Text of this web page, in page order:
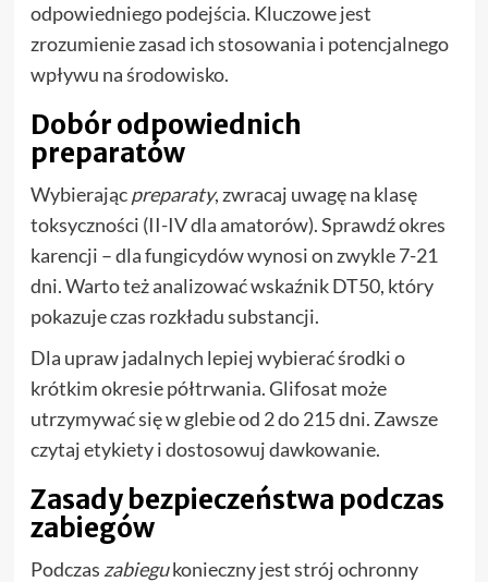
odpowiedniego podejścia. Kluczowe jest
zrozumienie zasad ich stosowania i potencjalnego
wpływu na środowisko.
Dobór odpowiednich
preparatów
Wybierającpreparaty, zwracaj uwagę na klasę
toksyczności (II-IV dla amatorów). Sprawdź okres
karencji – dla fungicydów wynosi on zwykle 7-21
dni. Warto też analizować wskaźnik DT50, który
pokazuje czas rozkładu substancji.
Dla upraw jadalnych lepiej wybierać środki o
krótkim okresie półtrwania. Glifosat może
utrzymywać się w glebie od 2 do 215 dni. Zawsze
czytaj etykiety i dostosowuj dawkowanie.
Zasady bezpieczeństwa podczas
zabiegów
Podczas zabiegukonieczny jest strój ochronny